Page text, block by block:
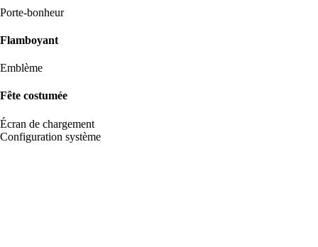
Porte-bonheur
Flamboyant
Emblème
Fête costumée
Écran de chargement
Configuration système